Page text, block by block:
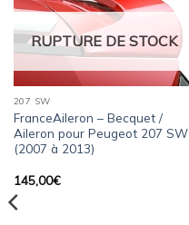
Ajouter
wishlist
RUPTURE DE STOCK
207 SW
FranceAileron – Becquet /
Aileron pour Peugeot 207 SW
(2007 à 2013)
145,00€